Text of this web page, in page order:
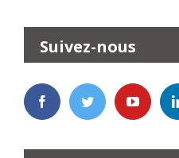
Suivez-nous